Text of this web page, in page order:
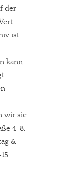
der
ist
kann.
wir sie
4-8,
&